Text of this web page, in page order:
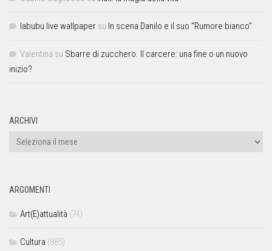
labubu live wallpaper su In scena Danilo e il suo “Rumore bianco”
Valentina su Sbarre di zucchero. Il carcere: una fine o un nuovo
inizio?
ARCHIVI
ARGOMENTI
Art(E)attualità (74)
Cultura (885)